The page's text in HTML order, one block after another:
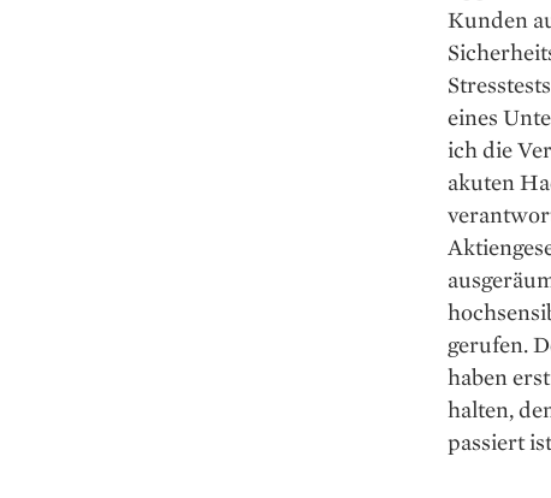
Kunden
eines
ich die
akuten
gerufen.
haben
halten,
passiert